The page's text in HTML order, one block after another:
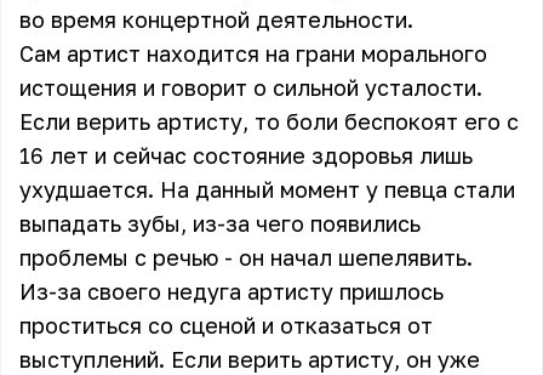
во время концертной деятельности.
Сам артист находится на грани морального
истощения и говорит о сильной усталости.
Если верить артисту, то боли беспокоят его с
16 лет и сейчас состояние здоровья лишь
ухудшается. На данный момент у певца стали
выпадать зубы, из-за чего появились
проблемы с речью - он начал шепелявить.
Из-за своего недуга артисту пришлось
проститься со сценой и отказаться от
выступлений. Если верить артисту, он уже